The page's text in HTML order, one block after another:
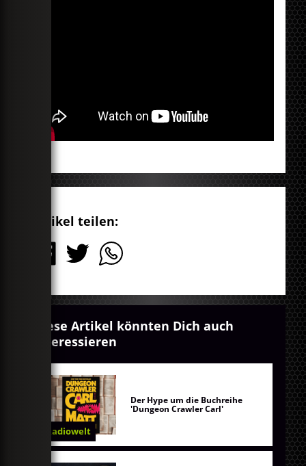
Artikel teilen:
Diese Artikel könnten Dich auch
interessieren
Radiowelt
Der Hype um die Buchreihe
'Dungeon Crawler Carl'